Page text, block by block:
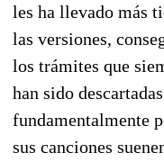
les ha llevado más
las versiones,
los trámites que
han sido
fundamentalmente
sus canciones